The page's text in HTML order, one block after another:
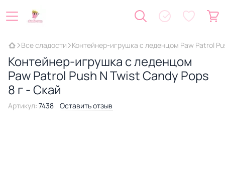
Все сладости Контейнер-игрушка с леденцом Paw Patrol
Контейнер-игрушка с леденцом
Paw Patrol Push N Twist Candy Pops
8 г - Скай
Артикул: 7438 Оставить отзыв